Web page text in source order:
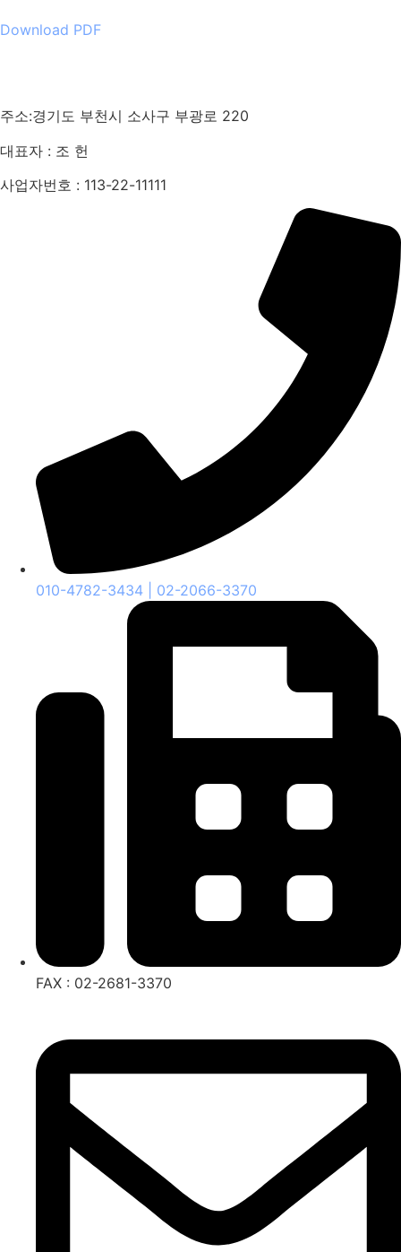
Download PDF
주소:경기도 부천시 소사구 부광로 220
대표자 : 조 헌
사업자번호 : 113-22-11111
010-4782-3434 | 02-2066-3370
FAX : 02-2681-3370